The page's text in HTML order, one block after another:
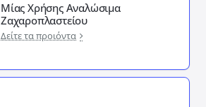
Μίας Χρήσης Αναλώσιμα
Ζαχαροπλαστείου
Δείτε τα προιόντα